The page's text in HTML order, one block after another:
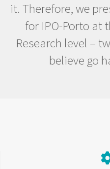
it. Therefore, we
for IPO-Porto at
Research level –
believe go